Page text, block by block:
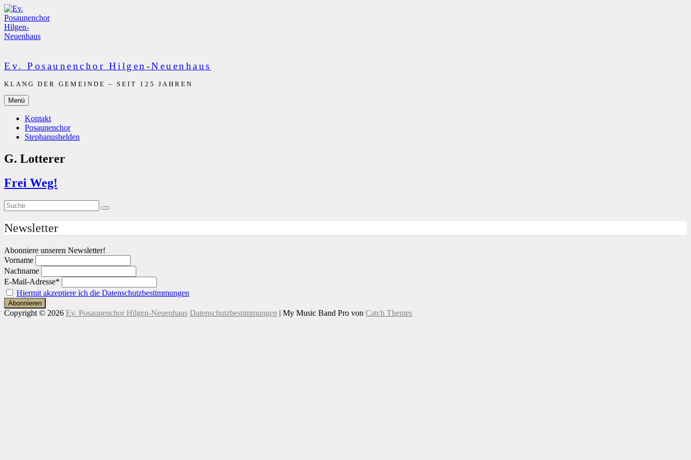
Zum
Inhalt
springen
Ev. Posaunenchor Hilgen-Neuenhaus
KLANG DER GEMEINDE – SEIT 125 JAHREN
Menü
Kontakt
Posaunenchor
Stephanushelden
G. Lotterer
Frei Weg!
Suche
nach:
Suche
Newsletter
Abonniere unseren Newsletter!
Vorname
Nachname
E-Mail-Adresse*
Hiermit akzeptiere ich die Datenschutzbestimmungen
Copyright © 2026 Ev. Posaunenchor Hilgen-Neuenhaus Datenschutzbestimmungen | My Music Band Pro von Catch Themes